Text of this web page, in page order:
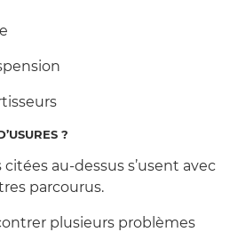
?
citées au-dessus s’usent avec
parcourus.
plusieurs problèmes